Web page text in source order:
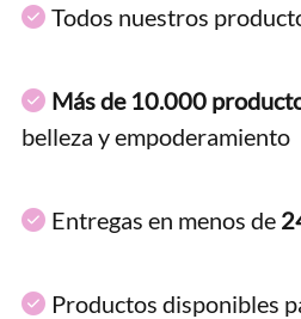
Todos nuestros
Más de 10.000
belleza y empoderamiento
Entregas en menos de
Productos disponibles